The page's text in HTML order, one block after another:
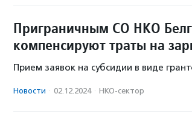
Приграничным СО НКО
компенсируют траты на
Прием заявок на субсидии в виде
Новости · 02.12.2024 · НКО-сектор